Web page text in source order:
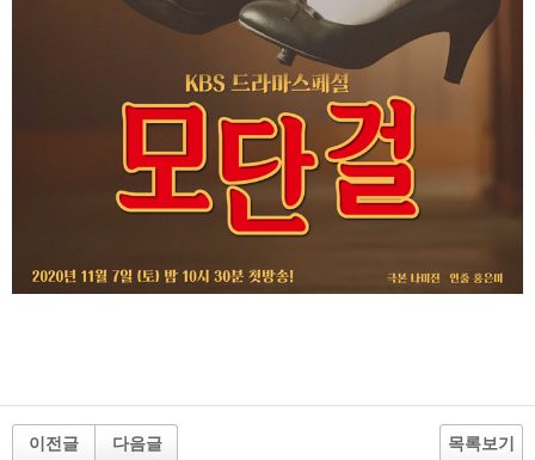
이전글 다음글 목록보기